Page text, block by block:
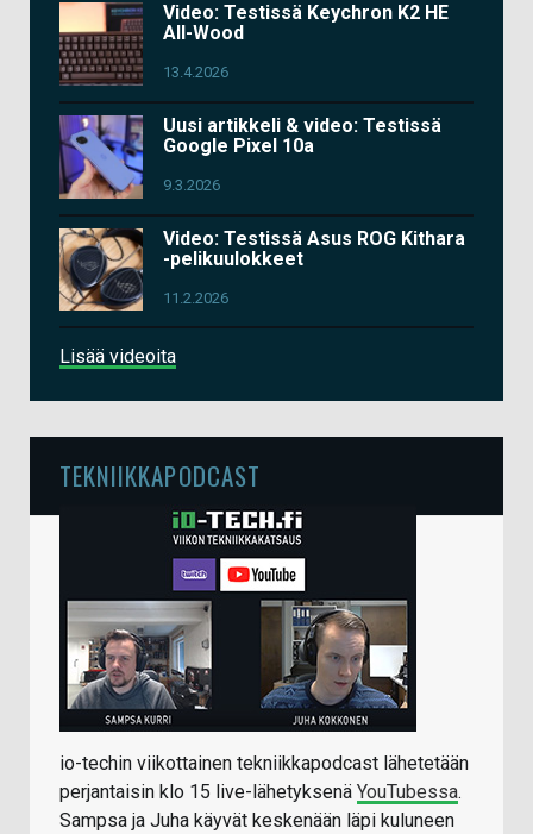
Video: Testissä Keychron K2 HE
All-Wood
13.4.2026
Uusi artikkeli & video: Testissä
Google Pixel 10a
9.3.2026
Video: Testissä Asus ROG Kithara
-pelikuulokkeet
11.2.2026
Lisää videoita
TEKNIIKKAPODCAST
io-techin viikottainen tekniikkapodcast lähetetään
perjantaisin klo 15 live-lähetyksenä YouTubessa.
Sampsa ja Juha käyvät keskenään läpi kuluneen